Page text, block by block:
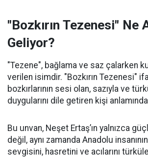
"Bozkırın Tezenesi" Ne
Geliyor?
"Tezene", bağlama ve saz çalarken
verilen isimdir. "Bozkırın Tezenesi"
bozkırlarının sesi olan, sazıyla ve
duygularını dile getiren kişi
Bu unvan, Neşet Ertaş’ın yalnızca
değil, aynı zamanda Anadolu insanının
sevgisini, hasretini ve acılarını